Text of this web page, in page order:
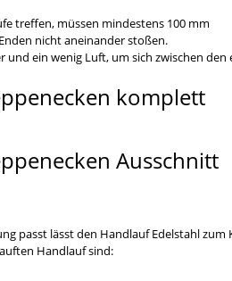
treffen, müssen mindestens 100 mm
nicht aneinander stoßen.
ein wenig Luft, um sich zwischen
passt lässt den Handlauf Edelstahl zum
Handlauf sind: